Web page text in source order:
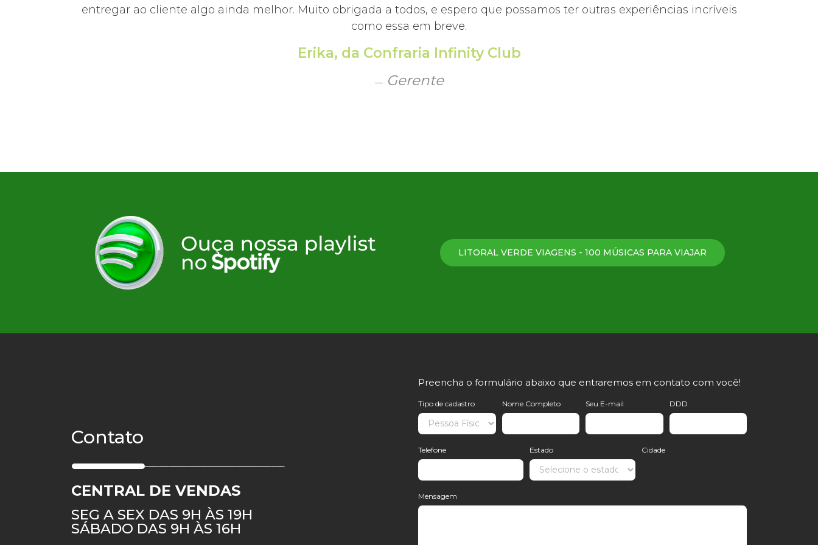
metade do século 20; e o Theatro Municipal, com arquitetura
inspirada na Ópera de Paris.
entregar ao cliente algo ainda melhor. Muito obrigada a todos, e espero que possamos ter outras experiências incríveis
como essa em breve.
Erika, da Confraria Infinity Club
Gerente
LITORAL VERDE VIAGENS - 100 MÚSICAS PARA VIAJAR
Contato
CENTRAL DE VENDAS
SEG A SEX DAS 9H ÀS 19H
SÁBADO DAS 9H ÀS 16H
Preencha o formulário abaixo que entraremos em contato com você!
Tipo de cadastro Nome Completo Seu E-mail DDD
Telefone Estado Cidade
Mensagem